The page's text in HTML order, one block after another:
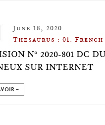
June 18, 2020
Thesaurus : 01.
N° 2020-801 DC
SUR INTERNET
+